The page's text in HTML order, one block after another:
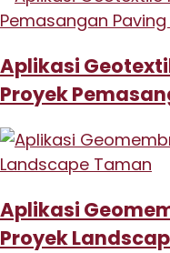
Aplikasi
Proyek
Aplikasi
Proyek